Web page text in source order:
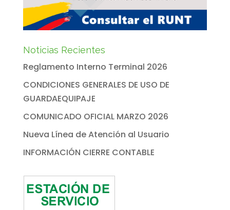
Noticias Recientes
Reglamento Interno Terminal 2026
CONDICIONES GENERALES DE USO DE
GUARDAEQUIPAJE
COMUNICADO OFICIAL MARZO 2026
Nueva Línea de Atención al Usuario
INFORMACIÓN CIERRE CONTABLE